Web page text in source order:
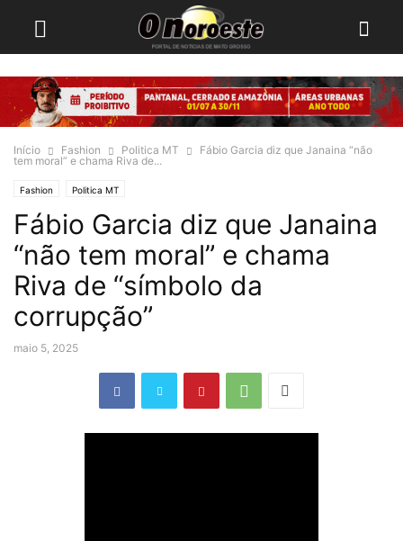
Início Fashion Politica MT
Fábio Garcia diz que Janaina “não
tem moral” e chama Riva de...
Fashion Politica MT
Fábio Garcia diz que Janaina
“não tem moral” e chama
Riva de “símbolo da
corrupção”
maio 5, 2025